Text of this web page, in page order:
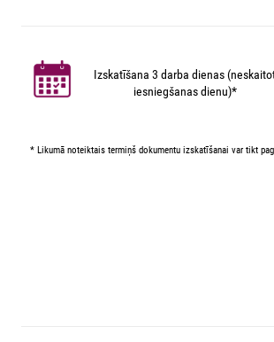
Izskatīšana 3 darba dienas
iesniegšanas dienu)*
* Likumā noteiktais termiņš dokumentu izskatīšanai var tikt